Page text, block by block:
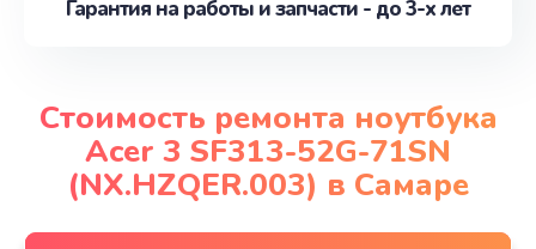
Гарантия на работы и запчасти - до 3-х лет
Стоимость ремонта ноутбука
Acer 3 SF313-52G-71SN
(NX.HZQER.003) в Самаре